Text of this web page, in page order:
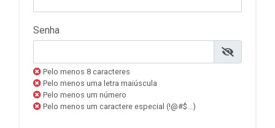
Senha
Pelo menos 8 caracteres
Pelo menos uma letra maiúscula
Pelo menos um número
Pelo menos um caractere especial (!@#$...)